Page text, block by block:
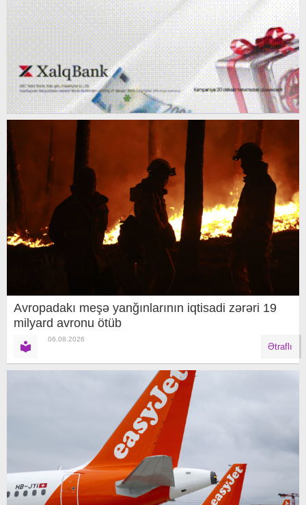
Avropadakı meşə yanğınlarının iqtisadi zərəri 19
milyard avronu ötüb
06.08.2026
Ətraflı